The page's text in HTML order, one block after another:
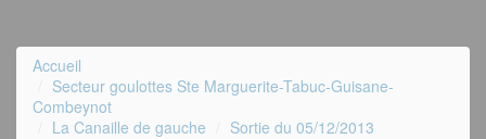
Accueil
Secteur goulottes Ste Marguerite-Tabuc-Guisane-
Combeynot
La Canaille de gauche
Sortie du 05/12/2013